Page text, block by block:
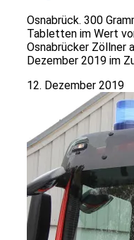
Osnabrück. 300
Tabletten im Wert
Osnabrücker Zöllner
Dezember 2019 im
12. Dezember 2019